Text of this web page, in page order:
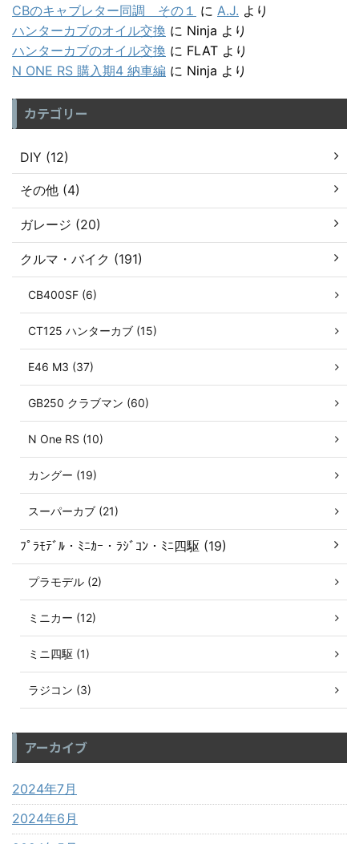
CBのキャブレター同調 その１ に A.J. より
ハンターカブのオイル交換 に Ninja より
ハンターカブのオイル交換 に FLAT より
N ONE RS 購入期4 納車編 に Ninja より
カテゴリー
DIY (12)
その他 (4)
ガレージ (20)
クルマ・バイク (191)
CB400SF (6)
CT125 ハンターカブ (15)
E46 M3 (37)
GB250 クラブマン (60)
N One RS (10)
カングー (19)
スーパーカブ (21)
ﾌﾟﾗﾓﾃﾞﾙ・ﾐﾆｶｰ・ﾗｼﾞｺﾝ・ﾐﾆ四駆 (19)
プラモデル (2)
ミニカー (12)
ミニ四駆 (1)
ラジコン (3)
アーカイブ
2024年7月
2024年6月